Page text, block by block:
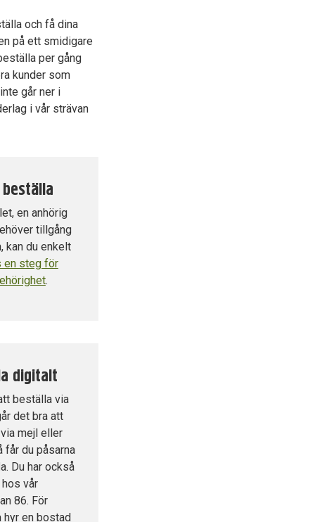
och få dina
på ett smidigare
per gång
kunder som
går ner i
i vår strävan
en anhörig
tillgång
kan du enkelt
en steg för
.
digitalt
beställa via
det bra att
mejl eller
du påsarna
Du har också
vår
86. För
hyr en bostad